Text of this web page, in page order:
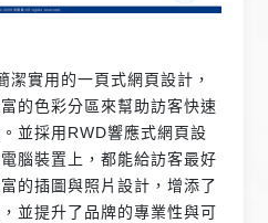
潔實用的一頁式網頁設計，
的色彩分區來幫助訪客快速
並採用RWD響應式網頁設
腦裝置上，都能給訪客最好
的插圖與照片設計，增添了
並提升了品牌的專業性與可